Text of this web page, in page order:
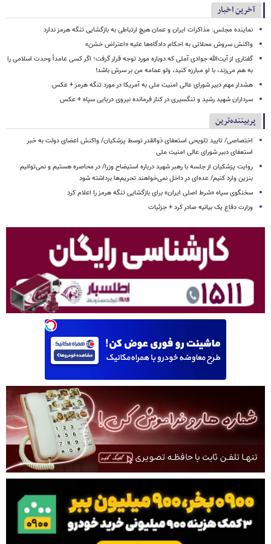
آخرین اخبار
نماینده مجلس: مذاکرات ایران و عمان هیچ ارتباطی به بازگشایی تنگه هرمز ندارد
واکنش سروش محلاتی به احکام دادگاه‌ها علیه «اعتراض خشن»
گفتاری از آیت‌الله جوادی آملی که دوباره مورد توجه قرار گرفت؛ اگر کسی عامداً وحدت اسلامی را
به هم می‌زند، با او مبارزه کنید، ولو عمامه من بر سرش باشد!
هشدار مهم دبیر شورای عالی امنیت ملی به آمریکا در مورد تنگه هرمز + عکس
سرداران شهید رشید و تنگسیری در کنار فرمانده نیروی دریایی سپاه + عکس
پربیننده‌ترین
اختصاصی/ تایید تلویحی استعفای ذوالقدر توسط پزشکیان/ واکنش اعضای دولت به خبر
استعفای دبیر شورای عالی امنیت ملی
روایت پزشکیان از جلسه با رهبر شهید درباره استیضاح وزرا/ در محاصره هستیم و نمی‌توانیم
بنزین وارد کنیم/ عده‌ای در داخل نمی‌خواهند تحریم‌ها برداشته شود
سخنگوی سپاه «شرط اصلی ایران» برای بازگشایی تنگه هرمز را اعلام کرد
وزارت دفاع یک بیانیه صادر کرد + جزئیات